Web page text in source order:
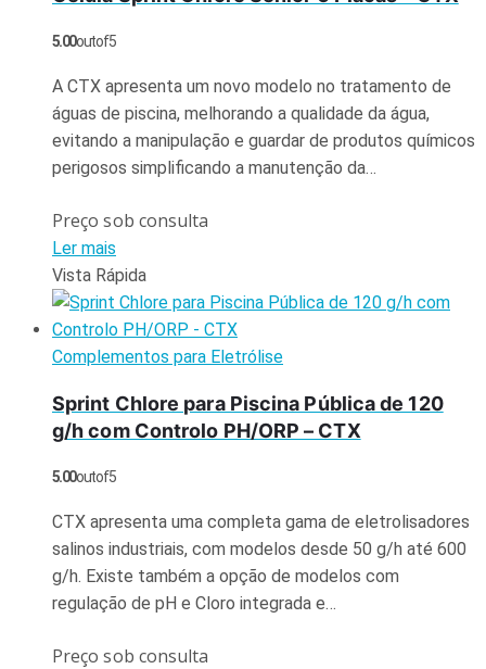
5.00out of 5
A CTX apresenta um novo modelo no tratamento de
águas de piscina, melhorando a qualidade da água,
evitando a manipulação e guardar de produtos químicos
perigosos simplificando a manutenção da…
Preço sob consulta
Ler mais
Vista Rápida
Complementos para Eletrólise
Sprint Chlore para Piscina Pública de 120
g/h com Controlo PH/ORP – CTX
5.00out of 5
CTX apresenta uma completa gama de eletrolisadores
salinos industriais, com modelos desde 50 g/h até 600
g/h. Existe também a opção de modelos com
regulação de pH e Cloro integrada e…
Preço sob consulta